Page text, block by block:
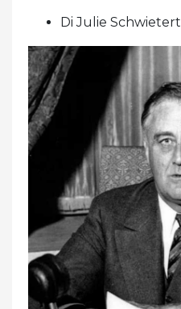
Di Julie